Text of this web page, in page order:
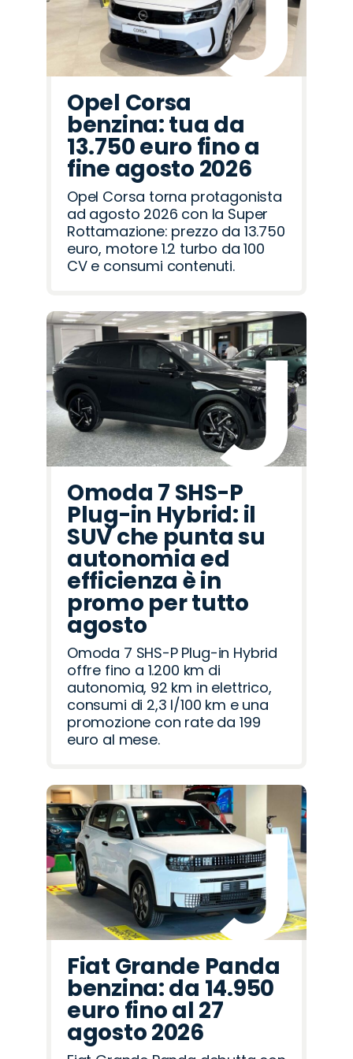
Opel Corsa
benzina: tua da
13.750 euro fino a
fine agosto 2026
Opel Corsa torna protagonista
ad agosto 2026 con la Super
Rottamazione: prezzo da 13.750
euro, motore 1.2 turbo da 100
CV e consumi contenuti.
Omoda 7 SHS-P
Plug-in Hybrid: il
SUV che punta su
autonomia ed
efficienza è in
promo per tutto
agosto
Omoda 7 SHS-P Plug-in Hybrid
offre fino a 1.200 km di
autonomia, 92 km in elettrico,
consumi di 2,3 l/100 km e una
promozione con rate da 199
euro al mese.
Fiat Grande Panda
benzina: da 14.950
euro fino al 27
agosto 2026